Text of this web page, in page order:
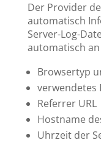
Der Provider
automatisch
Server-Log-
automatisch
Browsertyp
verwendetes
Referrer URL
Hostname
Uhrzeit der